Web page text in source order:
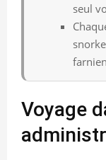
seul
Voyage